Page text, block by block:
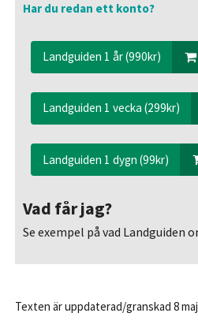
Har du redan ett konto?
Landguiden 1 år (990kr)
Landguiden 1 vecka (299kr)
Landguiden 1 dygn (99kr)
Vad får jag?
Se exempel på vad Landguiden
Texten är uppdaterad/granskad 8